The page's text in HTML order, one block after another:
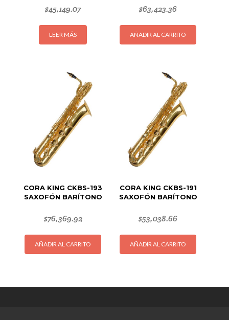
$45,149.07
LEER MÁS
$63,423.36
AÑADIR AL CARRITO
CORA KING CKBS-193
SAXOFÓN BARÍTONO
$76,369.92
AÑADIR AL CARRITO
CORA KING CKBS-191
SAXOFÓN BARÍTONO
$53,038.66
AÑADIR AL CARRITO